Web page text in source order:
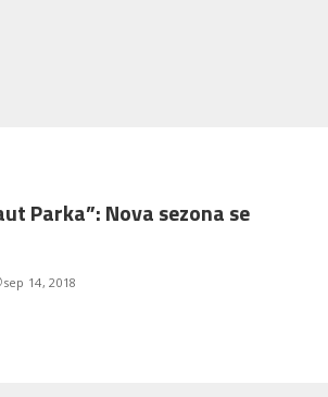
Parka”: Nova sezona se
sep 14, 2018